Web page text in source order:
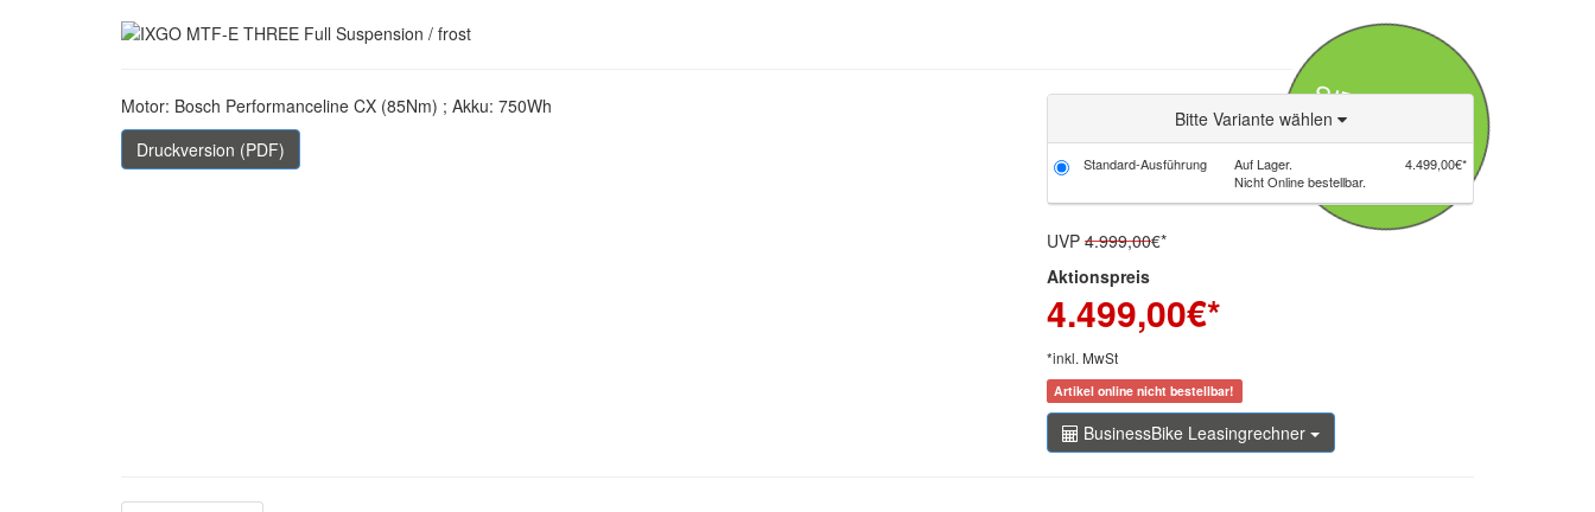
SIE SPAREN
500,00€*
Motor: Bosch Performanceline CX (85Nm) ; Akku: 750Wh
Druckversion (PDF)
Bitte Variante wählen
Standard-Ausführung
Auf Lager.
Nicht Online bestellbar.
4.499,00€*
UVP 4.999,00€*
Aktionspreis
4.499,00€*
*inkl. MwSt
Artikel online nicht bestellbar!
BusinessBike Leasingrechner